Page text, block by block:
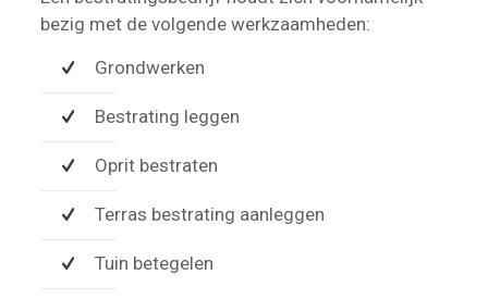
bezig met de volgende werkzaamheden:
Grondwerken
Bestrating leggen
Oprit bestraten
Terras bestrating aanleggen
Tuin betegelen